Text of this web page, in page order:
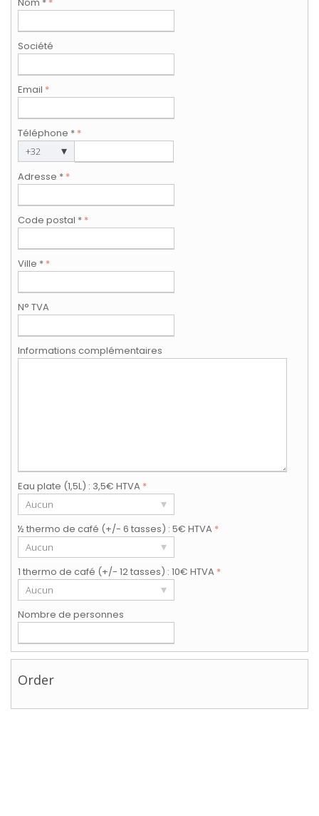
Société
Email *
Téléphone * *
+32 ▾
Adresse * *
Code postal * *
Ville * *
N° TVA
Informations complémentaires
Eau plate (1,5L) : 3,5€ HTVA *
Aucun ▾
½ thermo de café (+/- 6 tasses) : 5€ HTVA *
Aucun ▾
1 thermo de café (+/- 12 tasses) : 10€ HTVA *
Aucun ▾
Nombre de personnes
Order